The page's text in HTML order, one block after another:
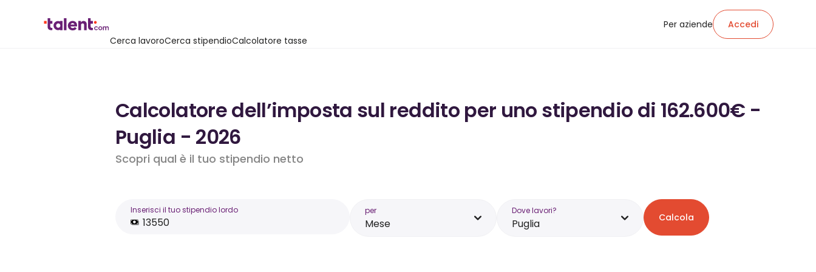
Cerca lavoroCerca stipendioCalcolatore tasse
Per aziende Accedi
Calcolatore dell’imposta sul reddito per uno stipendio di 162.600€ -
Puglia - 2026
Scopri qual è il tuo stipendio netto
Inserisci il tuo stipendio lordo per
Mese
Dove lavori?
Puglia Calcola